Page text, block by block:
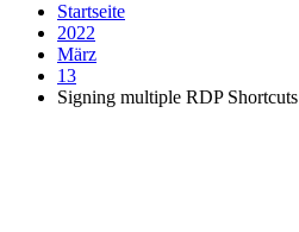
Startseite
2022
März
13
Signing multiple RDP Shortcuts